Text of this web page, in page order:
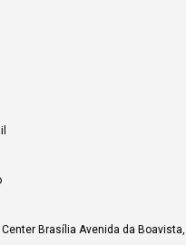
Center Brasília Avenida da